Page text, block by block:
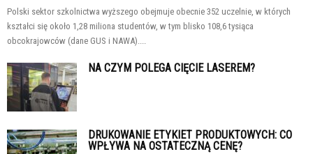
Polski sektor szkolnictwa wyższego obejmuje obecnie 352 uczelnie, w których
kształci się około 1,28 miliona studentów, w tym blisko 108,6 tysiąca
obcokrajowców (dane GUS i NAWA)....
NA CZYM POLEGA CIĘCIE LASEREM?
DRUKOWANIE ETYKIET PRODUKTOWYCH: CO
WPŁYWA NA OSTATECZNĄ CENĘ?